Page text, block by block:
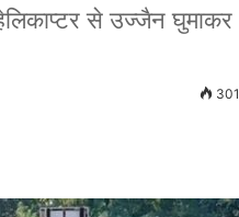
से उज्जैन घुमाकर
301